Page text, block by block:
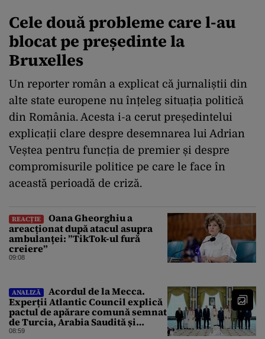
Cele două probleme care l-au
blocat pe președinte la
Bruxelles
Un reporter român a explicat că jurnaliștii din
alte state europene nu înțeleg situația politică
din România. Acesta i-a cerut președintelui
explicații clare despre desemnarea lui Adrian
Veștea pentru funcția de premier și despre
compromisurile politice pe care le face în
această perioadă de criză.
REACȚIE
Oana Gheorghiu a
areacționat după atacul asupra
ambulanței: ”TikTok-ul fură
creiere”
09:08
ANALIZĂ
Acordul de la Mecca.
Experții Atlantic Council explică
pactul de apărare comună semnat
de Turcia, Arabia Saudită și
Pakistan
08:59